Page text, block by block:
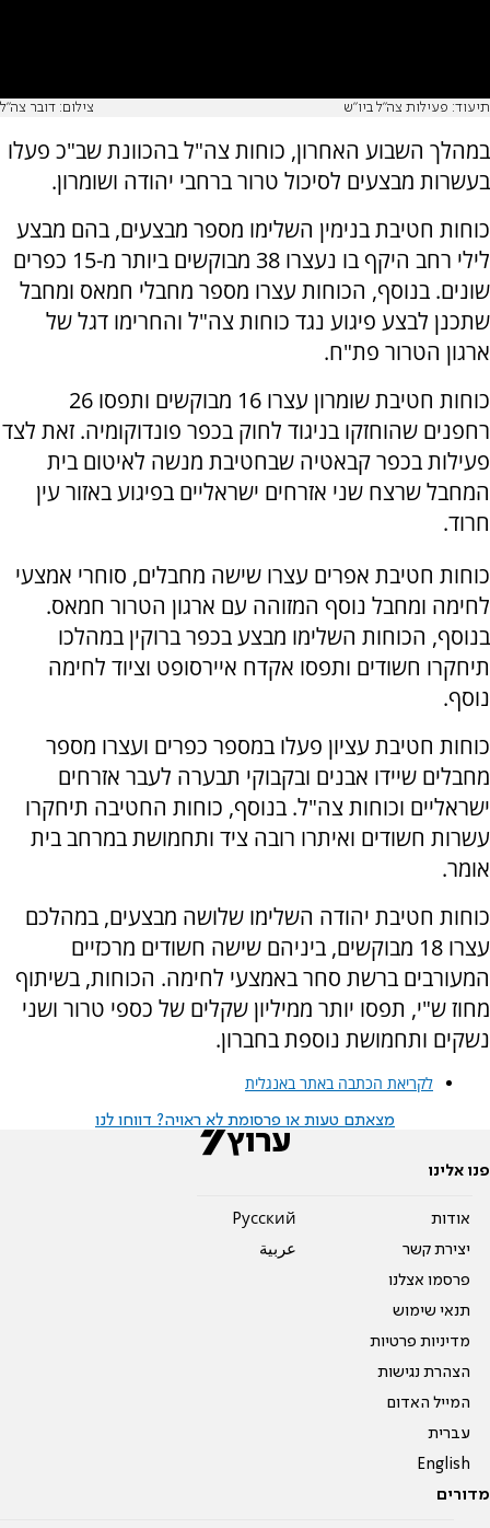
תיעוד: פעילות צה"ל ביו"ש צילום: דובר צה"ל
במהלך השבוע האחרון, כוחות צה"ל בהכוונת שב"כ פעלו
בעשרות מבצעים לסיכול טרור ברחבי יהודה ושומרון.
כוחות חטיבת בנימין השלימו מספר מבצעים, בהם מבצע
לילי רחב היקף בו נעצרו 38 מבוקשים ביותר מ-15 כפרים
שונים. בנוסף, הכוחות עצרו מספר מחבלי חמאס ומחבל
שתכנן לבצע פיגוע נגד כוחות צה"ל והחרימו דגל של
ארגון הטרור פת"ח.
כוחות חטיבת שומרון עצרו 16 מבוקשים ותפסו 26
רחפנים שהוחזקו בניגוד לחוק בכפר פונדוקומיה. זאת לצד
פעילות בכפר קבאטיה שבחטיבת מנשה לאיטום בית
המחבל שרצח שני אזרחים ישראליים בפיגוע באזור עין
חרוד.
כוחות חטיבת אפרים עצרו שישה מחבלים, סוחרי אמצעי
לחימה ומחבל נוסף המזוהה עם ארגון הטרור חמאס.
בנוסף, הכוחות השלימו מבצע בכפר ברוקין במהלכו
תיחקרו חשודים ותפסו אקדח איירסופט וציוד לחימה
נוסף.
כוחות חטיבת עציון פעלו במספר כפרים ועצרו מספר
מחבלים שיידו אבנים ובקבוקי תבערה לעבר אזרחים
ישראליים וכוחות צה"ל. בנוסף, כוחות החטיבה תיחקרו
עשרות חשודים ואיתרו רובה ציד ותחמושת במרחב בית
אומר.
כוחות חטיבת יהודה השלימו שלושה מבצעים, במהלכם
עצרו 18 מבוקשים, ביניהם שישה חשודים מרכזיים
המעורבים ברשת סחר באמצעי לחימה. הכוחות, בשיתוף
מחוז ש"י, תפסו יותר ממיליון שקלים של כספי טרור ושני
נשקים ותחמושת נוספת בחברון.
לקריאת הכתבה באתר באנגלית
מצאתם טעות או פרסומת לא ראויה? דווחו לנו
פנו אלינו
אודות
יצירת קשר
פרסמו אצלנו
תנאי שימוש
מדיניות פרטיות
הצהרת נגישות
המייל האדום
עברית
English
Pусский
عربية
מדורים